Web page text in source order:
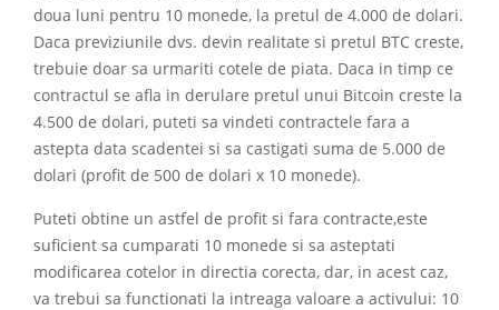
doua luni pentru 10 monede, la pretul de 4.000 de dolari.
Daca previziunile dvs. devin realitate si pretul BTC creste,
trebuie doar sa urmariti cotele de piata. Daca in timp ce
contractul se afla in derulare pretul unui Bitcoin creste la
4.500 de dolari, puteti sa vindeti contractele fara a
astepta data scadentei si sa castigati suma de 5.000 de
dolari (profit de 500 de dolari x 10 monede).
Puteti obtine un astfel de profit si fara contracte,este
suficient sa cumparati 10 monede si sa asteptati
modificarea cotelor in directia corecta, dar, in acest caz,
va trebui sa functionati la intreaga valoare a activului: 10